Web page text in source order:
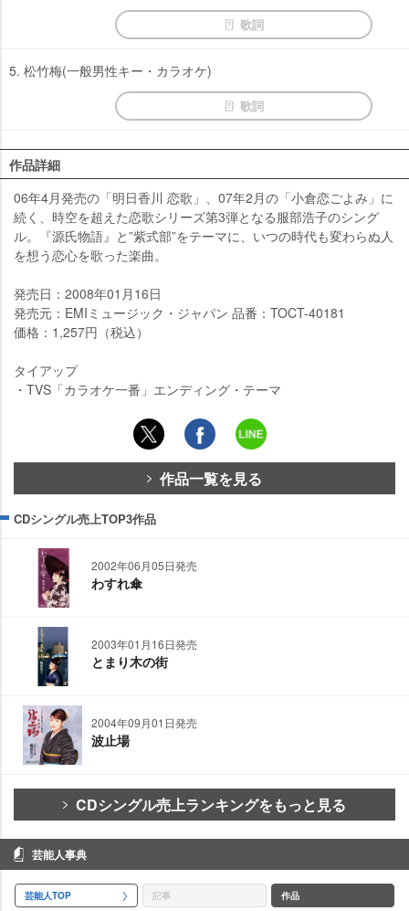
歌詞
5. 松竹梅(一般男性キー・カラオケ)
歌詞
作品詳細
06年4月発売の「明日香川 恋歌」、07年2月の「小倉恋ごよみ」に
続く、時空を超えた恋歌シリーズ第3弾となる服部浩子のシング
ル。『源氏物語』と”紫式部”をテーマに、いつの時代も変わらぬ人
を想う恋心を歌った楽曲。
発売日：2008年01月16日
発売元：EMIミュージック・ジャパン 品番：TOCT-40181
価格：1,257円（税込）
タイアップ
・TVS「カラオケ一番」エンディング・テーマ
作品一覧を見る
CDシングル売上TOP3作品
2002年06月05日発売
わすれ傘
2003年01月16日発売
とまり木の街
2004年09月01日発売
波止場
CDシングル売上ランキングをもっと見る
芸能人事典
芸能人TOP 記事 作品